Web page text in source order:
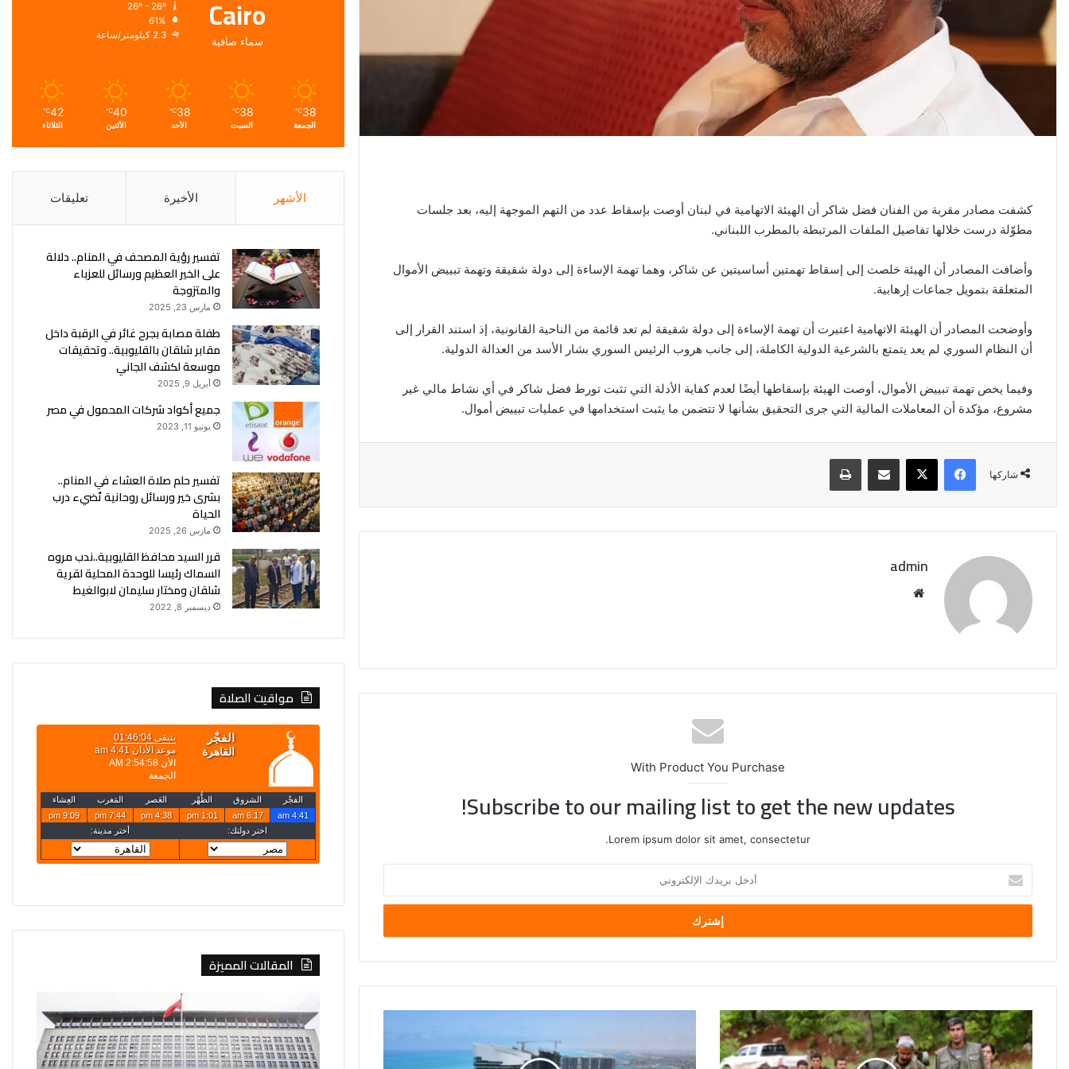
كشفت مصادر مقربة من الفنان فضل شاكر أن الهيئة الاتهامية في لبنان أوصت بإسقاط عدد من التهم الموجهة إليه، بعد جلسات
مطوّلة درست خلالها تفاصيل الملفات المرتبطة بالمطرب اللبناني.
وأضافت المصادر أن الهيئة خلصت إلى إسقاط تهمتين أساسيتين عن شاكر، وهما تهمة الإساءة إلى دولة شقيقة وتهمة تبييض الأموال
المتعلقة بتمويل جماعات إرهابية.
وأوضحت المصادر أن الهيئة الاتهامية اعتبرت أن تهمة الإساءة إلى دولة شقيقة لم تعد قائمة من الناحية القانونية، إذ استند القرار إلى
أن النظام السوري لم يعد يتمتع بالشرعية الدولية الكاملة، إلى جانب هروب الرئيس السوري بشار الأسد من العدالة الدولية.
وفيما يخص تهمة تبييض الأموال، أوصت الهيئة بإسقاطها أيضًا لعدم كفاية الأدلة التي تثبت تورط فضل شاكر في أي نشاط مالي غير
مشروع، مؤكدة أن المعاملات المالية التي جرى التحقيق بشأنها لا تتضمن ما يثبت استخدامها في عمليات تبييض أموال.
شاركها
فيسبوك ‫X مشاركة عبر البريد طباعة
admin
With Product You Purchase
Subscribe to our mailing list to get the new updates!
Lorem ipsum dolor sit amet, consectetur.
بريدك
الإلكتروني
تمهيدًا
لمسار
سلمي..
طرح
Cairo
سماء صافية
61%
2.3 كيلومتر/ساعة
38
℃
الجمعة
38
℃
السبت
38
℃
الأحد
40
℃
الأثنين
42
℃
الثلاثاء
الأشهر الأخيرة تعليقات
تفسير رؤية المصحف في المنام.. دلالة
على الخير العظيم ورسائل للعزباء
والمتزوجة
مارس 23, 2025
طفلة مصابة بجرح غائر في الرقبة داخل
مقابر شلقان بالقليوبية.. وتحقيقات
موسعة لكشف الجاني
أبريل 9, 2025
جميع أكواد شركات المحمول في مصر
يونيو 11, 2023
تفسير حلم صلاة العشاء في المنام..
بشرى خير ورسائل روحانية تُضيء درب
الحياة
مارس 26, 2025
قرر السيد محافظ القليوبية..ندب مروه
السماك رئيسا للوحدة المحلية لقرية
شلقان ومختار سليمان لابوالغيط
ديسمبر 8, 2022
مواقيت الصلاة
المقالات المميزة
لا
محادثات
مع
واشنطن
لتحرك
دولي
تفرض
إجراءات
مضادة
على
4
سفن